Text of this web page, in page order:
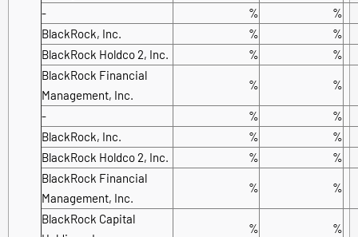
- %
%
BlackRock, Inc.
%
%
BlackRock Holdco 2, Inc.
%
%
BlackRock Financial
Management, Inc.
% %
- %
%
BlackRock, Inc.
%
%
BlackRock Holdco 2, Inc.
%
%
BlackRock Financial
Management, Inc.
% %
BlackRock Capital
% %